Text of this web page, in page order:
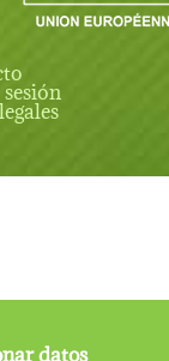
menu
datos